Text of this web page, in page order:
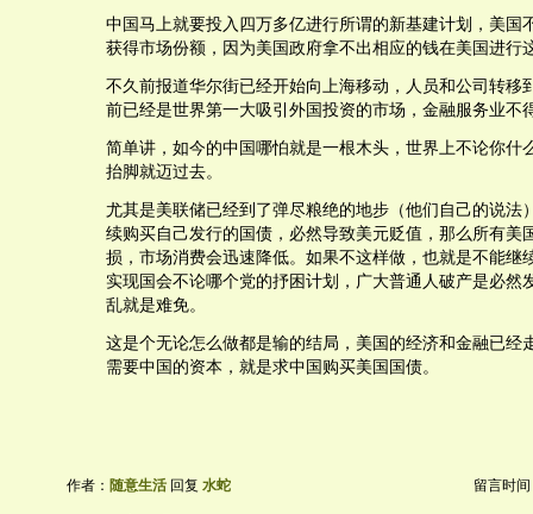
中国马上就要投入四万多亿进行所谓的新基建计划，美国
获得市场份额，因为美国政府拿不出相应的钱在美国进行
不久前报道华尔街已经开始向上海移动，人员和公司转移
前已经是世界第一大吸引外国投资的市场，金融服务业不
简单讲，如今的中国哪怕就是一根木头，世界上不论你什
抬脚就迈过去。
尤其是美联储已经到了弹尽粮绝的地步（他们自己的说法
续购买自己发行的国债，必然导致美元贬值，那么所有美
损，市场消费会迅速降低。如果不这样做，也就是不能继
实现国会不论哪个党的抒困计划，广大普通人破产是必然
乱就是难免。
这是个无论怎么做都是输的结局，美国的经济和金融已经
需要中国的资本，就是求中国购买美国国债。
作者： 随意生活 回复 水蛇 留言时间